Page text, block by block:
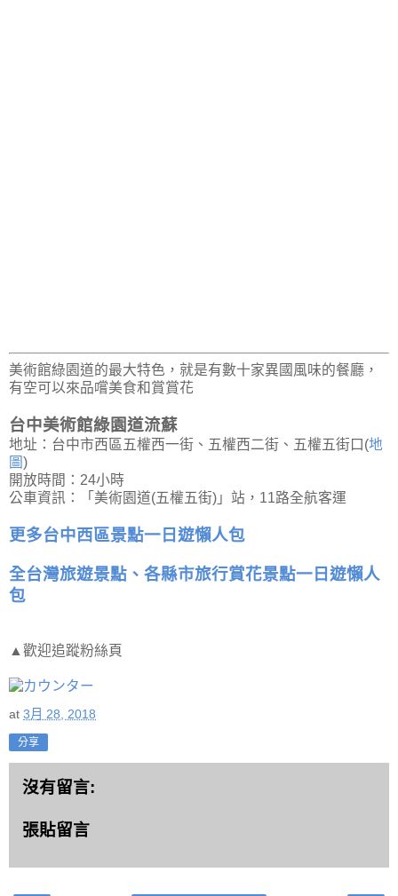
美術館綠園道的最大特色，就是有數十家異國風味的餐廳，
有空可以來品嚐美食和賞賞花
台中美術館綠園道流蘇
地址：台中市西區五權西一街、五權西二街、五權五街口(地
圖)
開放時間：24小時
公車資訊：「美術園道(五權五街)」站，11路全航客運
更多台中西區景點一日遊懶人包
全台灣旅遊景點、各縣市旅行賞花景點一日遊懶人
包
▲歡迎追蹤粉絲頁
at 3月 28, 2018
分享
沒有留言:
張貼留言